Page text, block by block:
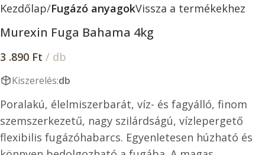
Kezdőlap Fugázó anyagokVissza a termékekhez
Murexin Fuga Bahama 4kg
3 .890 Ft / db
Kiszerelés:db
Poralakú, élelmiszerbarát, víz- és fagyálló, finom
szemszerkezetű, nagy szilárdságú, vízlepergető
flexibilis fugázóhabarcs. Egyenletesen húzható és